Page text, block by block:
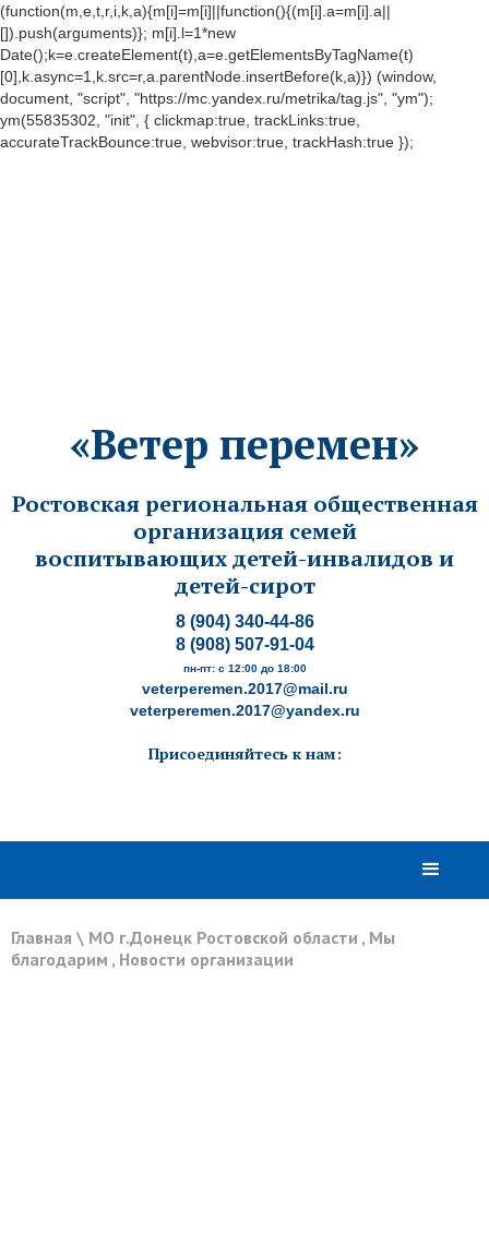
(function(m,e,t,r,i,k,a){m[i]=m[i]||function(){(m[i].a=m[i].a||
[]).push(arguments)}; m[i].l=1*new
Date();k=e.createElement(t),a=e.getElementsByTagName(t)
[0],k.async=1,k.src=r,a.parentNode.insertBefore(k,a)}) (window,
document, "script", "https://mc.yandex.ru/metrika/tag.js", "ym");
ym(55835302, "init", { clickmap:true, trackLinks:true,
accurateTrackBounce:true, webvisor:true, trackHash:true });
«Ветер перемен»
Ростовская региональная общественная
организация семей
воспитывающих детей-инвалидов и
детей-сирот
8 (904) 340-44-86
8 (908) 507-91-04
пн-пт: с 12:00 до 18:00
veterperemen.2017@mail.ru
veterperemen.2017@yandex.ru
Присоединяйтесь к нам:
Главная \ МО г.Донецк Ростовской области , Мы
благодарим , Новости организации